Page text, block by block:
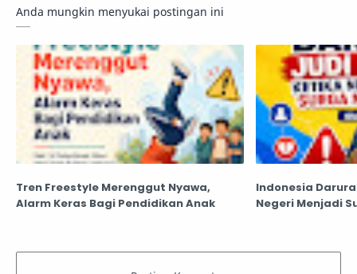
Anda mungkin menyukai postingan ini
Tren Freestyle Merenggut Nyawa,
Alarm Keras Bagi Pendidikan Anak
Indonesia
Negeri Menjadi